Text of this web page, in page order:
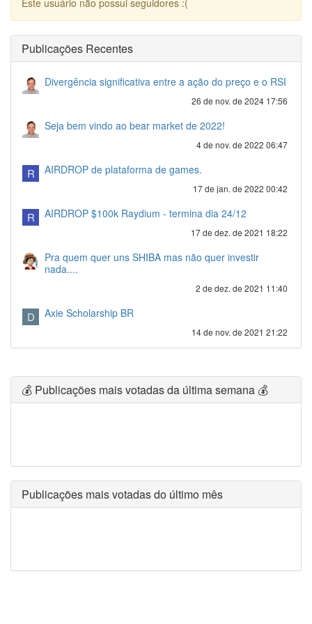
Este usuário não possui seguidores :(
Publicações Recentes
Divergência significativa entre a ação do preço e o RSI
26 de nov. de 2024 17:56
Seja bem vindo ao bear market de 2022!
4 de nov. de 2022 06:47
R AIRDROP de plataforma de games.
17 de jan. de 2022 00:42
R AIRDROP $100k Raydium - termina dia 24/12
17 de dez. de 2021 18:22
Pra quem quer uns SHIBA mas não quer investir
nada....
2 de dez. de 2021 11:40
D Axie Scholarship BR
14 de nov. de 2021 21:22
💰 Publicações mais votadas da última semana 💰
Publicações mais votadas do último mês